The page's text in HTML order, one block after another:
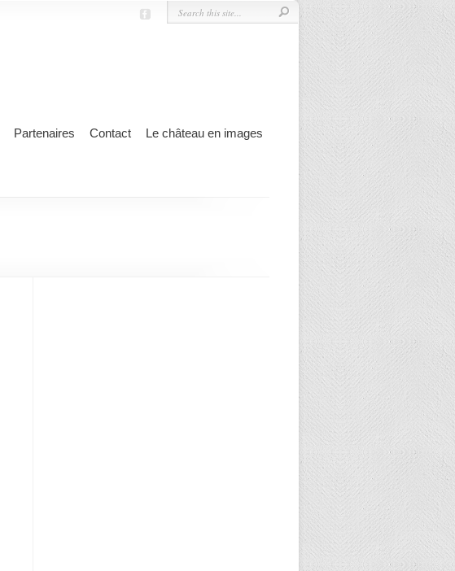
Partenaires Contact Le château en images